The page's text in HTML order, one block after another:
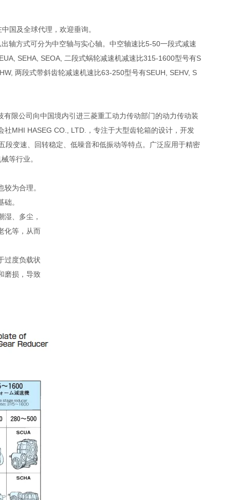
国及全球代理，欢迎垂询。
轴方式可分为中空轴与实心轴。中空轴速比5-50一段式减速
SEHA, SEOA, 二段式蜗轮减速机减速比315-1600型号有S
两段式带斜齿轮减速机速比63-250型号有SEUH, SEHV, S
限公司向中国境内引进三菱重工动力传动部门的动力传动装
MHI HASEG CO., LTD.，专注于大型齿轮箱的设计，开发
变速、回转稳定、低噪音和低振动等特点。广泛应用于精密
等行业。
为合理。
。
湿、多尘，
化等，从而
过度负载状
磨损，导致